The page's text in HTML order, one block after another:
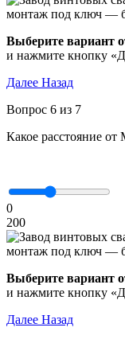
Выберите вариант
и нажмите кнопку
Далее Назад
Вопрос 6 из 7
Какое расстояние
0
200
Выберите вариант
и нажмите кнопку
Далее Назад